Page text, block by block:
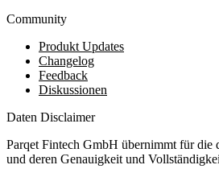
Community
Produkt Updates
Changelog
Feedback
Diskussionen
Daten Disclaimer
Parqet Fintech GmbH übernimmt für die
und deren Genauigkeit und